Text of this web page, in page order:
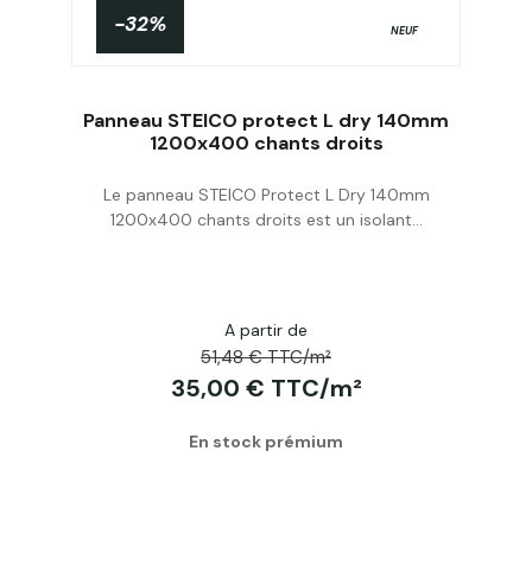
Acheter
-32% NEUF
Panneau STEICO protect L dry 140mm
1200x400 chants droits
Le panneau STEICO Protect L Dry 140mm
1200x400 chants droits est un isolant...
A partir de
51,48 € TTC/m²
35,00 € TTC/m²
En stock prémium